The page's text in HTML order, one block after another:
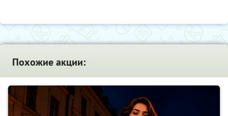
Похожие акции: